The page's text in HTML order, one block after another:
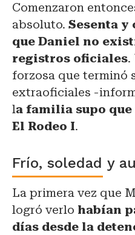
Comenzaron
absoluto. Sesenta y
que Daniel no
registros oficiales.
forzosa que terminó
extraoficiales -
la familia supo
El Rodeo I.
Frío, soledad y
La primera vez que
logró verlo habían
días desde la